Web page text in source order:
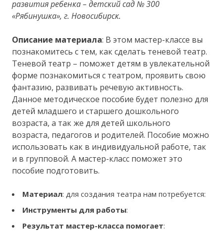
развития ребенка – детский сад № 300
«Рябинушка», г. Новосибирск.
Описание материала: В этом мастер-классе вы
познакомитесь с тем, как сделать теневой театр.
Теневой театр – поможет детям в увлекательной
форме познакомиться с театром, проявить свою
фантазию, развивать речевую активность.
Данное методическое пособие будет полезно для
детей младшего и старшего дошкольного
возраста, а так же для детей школьного
возраста, педагогов и родителей. Пособие можно
использовать как в индивидуальной работе, так
и в групповой. А мастер-класс поможет это
пособие подготовить.
Материал: для создания театра нам потребуется:
Инструменты для работы:
Результат мастер-класса помогает: